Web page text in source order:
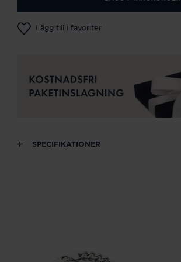
Lägg till i favoriter
SPECIFIKATIONER